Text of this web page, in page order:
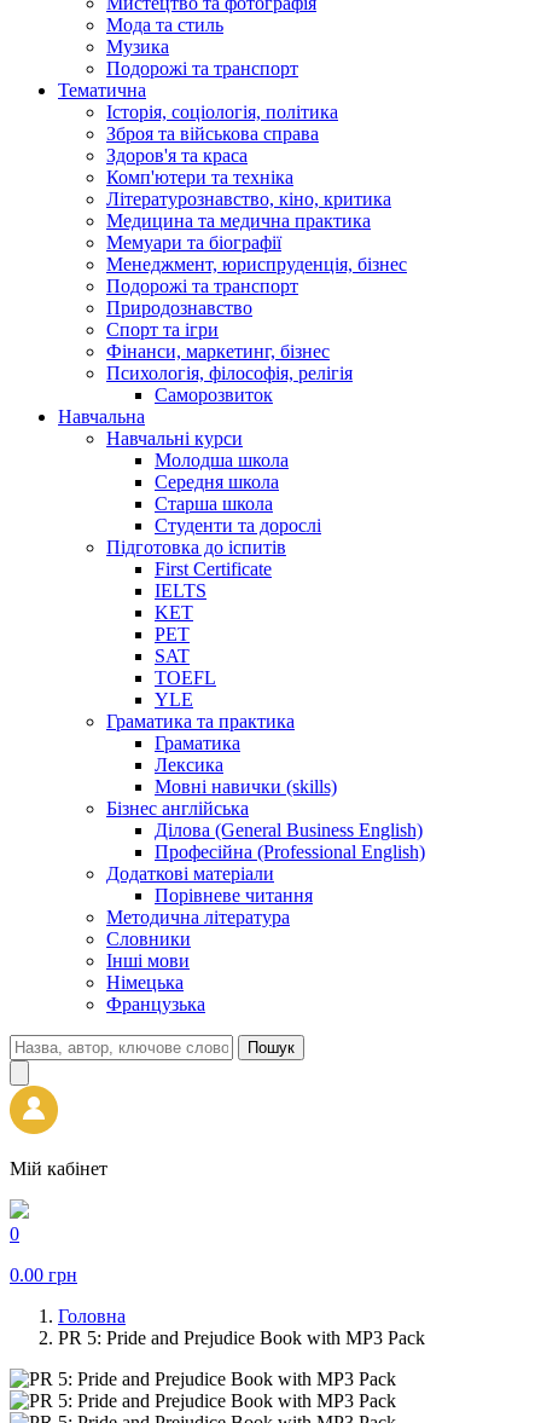
Мода та стиль
Музика
Подорожі та транспорт
Тематична
Історія, соціологія, політика
Зброя та військова справа
Здоров'я та краса
Комп'ютери та техніка
Літературознавство, кіно, критика
Медицина та медична практика
Мемуари та біографії
Менеджмент, юриспруденція, бізнес
Подорожі та транспорт
Природознавство
Спорт та ігри
Фінанси, маркетинг, бізнес
Психологія, філософія, релігія
Саморозвиток
Навчальна
Навчальні курси
Молодша школа
Середня школа
Старша школа
Студенти та дорослі
Підготовка до іспитів
First Certificate
IELTS
KET
PET
SAT
TOEFL
YLE
Граматика та практика
Граматика
Лексика
Мовні навички (skills)
Бізнес англійська
Ділова (General Business English)
Професійна (Professional English)
Додаткові матеріали
Порівневе читання
Методична література
Словники
Інші мови
Німецька
Французька
Пошук
Мій кабінет
0
0.00 грн
Головна
PR 5: Pride and Prejudice Book with MP3 Pack